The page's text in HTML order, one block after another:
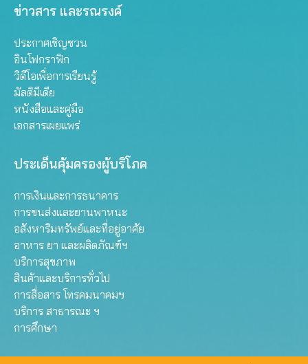
ข่าวสาร และรณรงค์
ประกาศเชิญชวน
อินโฟกราฟิก
วิดีโอเพื่อการเรียนรู้
มัลติมีเดีย
หนังสือและคู่มือ
เอกสารเผยแพร่
ประเด็นคุ้มครองผู้บริโภค
การเงินและการธนาคาร
การขนส่งและยานพาหนะ
อสังหาริมทรัพย์และที่อยู่อาศัย
อาหาร ยา และผลิตภัณฑ์ฯ
บริการสุขภาพ
สินค้าและบริการทั่วไป
การสื่อสาร โทรคมนาคมฯ
บริการ สาธารณะ ฯ
การศึกษา